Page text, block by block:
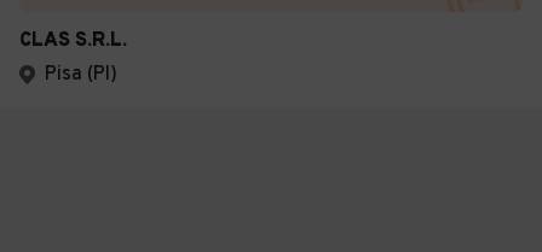
CLAS S.R.L.
Pisa (PI)